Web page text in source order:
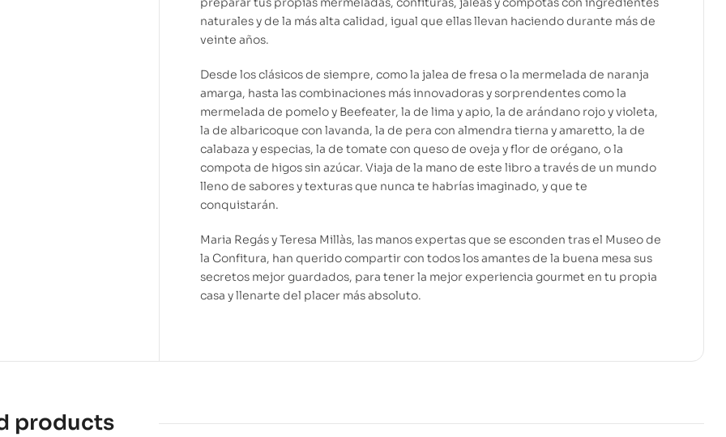
naturales y de la más alta calidad, igual que ellas llevan haciendo durante más de
veinte años.
Desde los clásicos de siempre, como la jalea de fresa o la mermelada de naranja
amarga, hasta las combinaciones más innovadoras y sorprendentes como la
mermelada de pomelo y Beefeater, la de lima y apio, la de arándano rojo y violeta,
la de albaricoque con lavanda, la de pera con almendra tierna y amaretto, la de
calabaza y especias, la de tomate con queso de oveja y flor de orégano, o la
compota de higos sin azúcar. Viaja de la mano de este libro a través de un mundo
lleno de sabores y texturas que nunca te habrías imaginado, y que te
conquistarán.
Maria Regás y Teresa Millàs, las manos expertas que se esconden tras el Museo de
la Confitura, han querido compartir con todos los amantes de la buena mesa sus
secretos mejor guardados, para tener la mejor experiencia gourmet en tu propia
casa y llenarte del placer más absoluto.
products